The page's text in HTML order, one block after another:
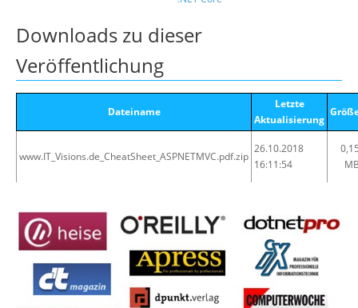
Downloads zu dieser
Veröffentlichung
Dateiname
Letzte
Aktualisierung
www.IT_Visions.de_CheatSheet_ASPNETMVC.pdf.zip
26.10.2018
16:11:54